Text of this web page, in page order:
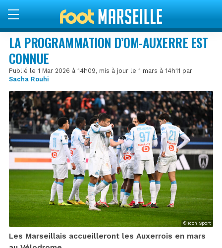
LA PROGRAMMATION D’OM-AUXERRE EST
CONNUE
Publié le 1 Mar 2026 à 14h09, mis à jour le 1 mars à 14h11 par
Sacha Rouhi
© Icon Sport
Les Marseillais accueilleront les Auxerrois en mars